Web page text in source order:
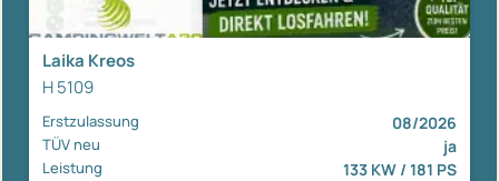
Laika Kreos
H 5109
Erstzulassung 08/2026
TÜV neu ja
Leistung 133 KW / 181 PS